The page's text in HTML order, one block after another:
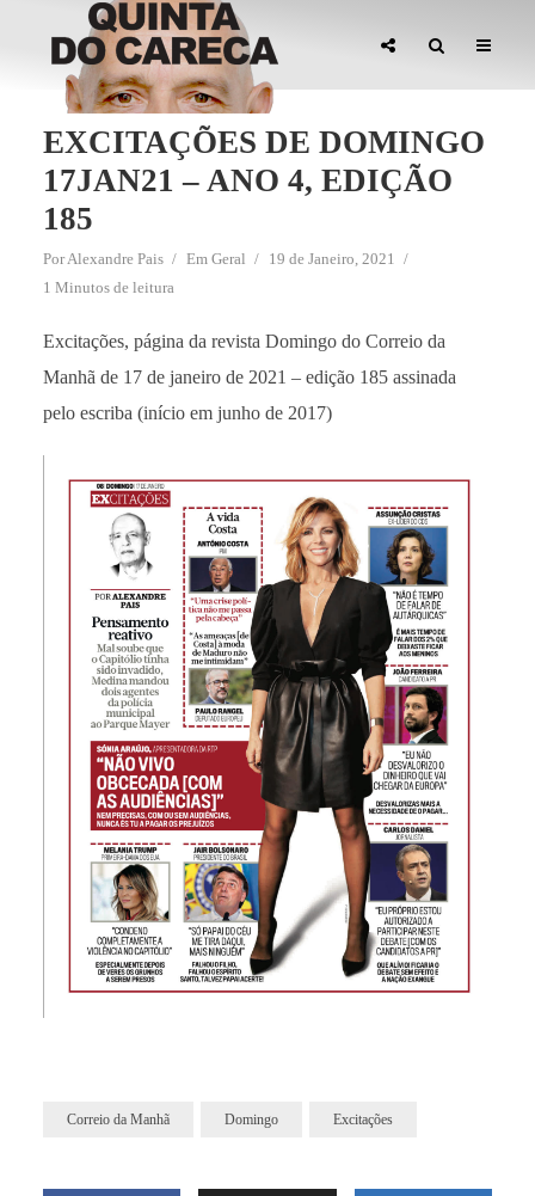
EXCITAÇÕES DE DOMINGO
17JAN21 – ANO 4, EDIÇÃO
185
PorAlexandre Pais Em Geral
19 de Janeiro, 2021
1 Minutos de leitura
Excitações, página da revista Domingo do Correio da
Manhã de 17 de janeiro de 2021 – edição 185 assinada
pelo escriba (início em junho de 2017)
Correio da Manhã Domingo Excitações